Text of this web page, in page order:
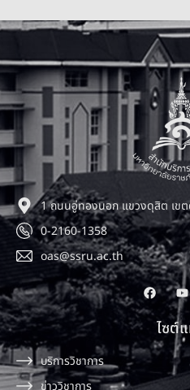
1 ถนนอู่ทองนอก แขวงดุสิต เข
0-2160-1358
oas@ssru.ac.th
ไซต์
บริการวิชาการ
ข่าววิชาการ